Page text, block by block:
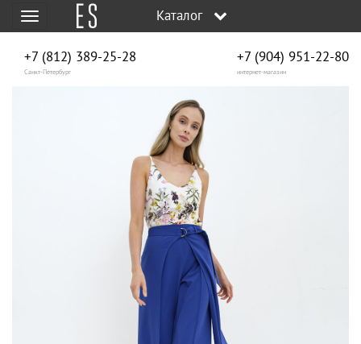
Меню Каталог
+7 (812) 389-25-28
Санкт-Петербург
+7 (904) 951‑22‑80
интернет-магазин